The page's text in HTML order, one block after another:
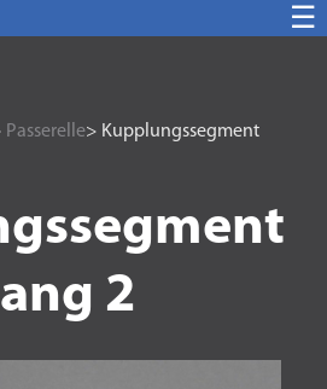
☰
Passerelle> Kupplungssegment
2